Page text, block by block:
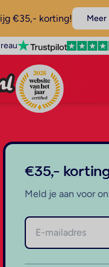
€35,- korting! Meer
€35,-
Meld je aan voor